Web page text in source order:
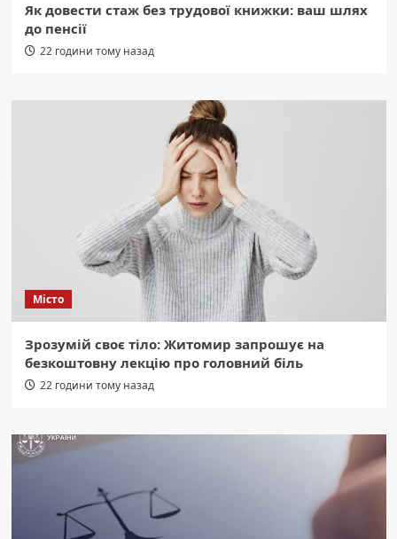
Як довести стаж без трудової книжки: ваш шлях
до пенсії
22 години тому назад
Місто
Зрозумій своє тіло: Житомир запрошує на
безкоштовну лекцію про головний біль
22 години тому назад